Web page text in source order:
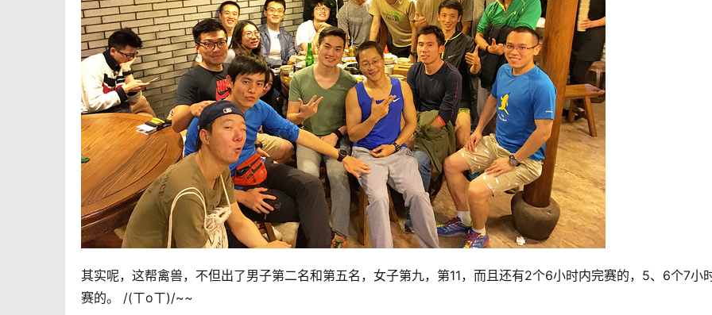
其实呢，这帮禽兽，不但出了男子第二名和第五名，女子第九，第11，而且还有2个6小时内完赛的，5、6个7小
赛的。 /(ㄒoㄒ)/~~